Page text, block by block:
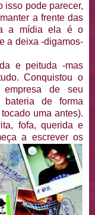
isso pode parecer,
a frente das
a mídia ela é o
a deixa -digamos-
e peituda -mas
Conquistou o
empresa de seu
de forma
uma antes).
fofa, querida e
a escrever os